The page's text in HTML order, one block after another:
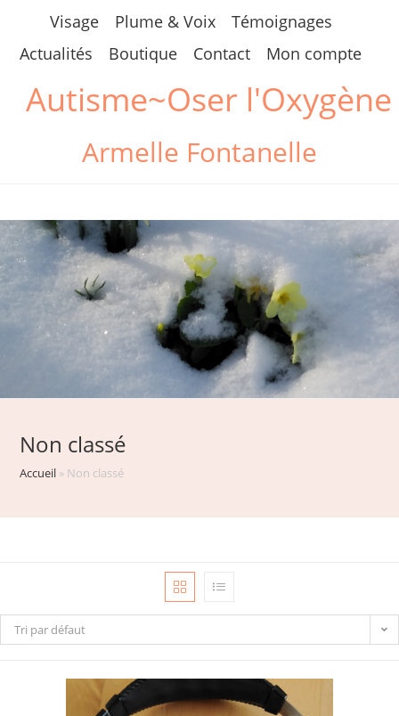
content
Visage Plume & Voix
Témoignages
Actualités
Boutique Contact Mon compte
Autisme~Oser l'Oxygène
Armelle Fontanelle
Non classé
Accueil » Non classé
Tri par défaut